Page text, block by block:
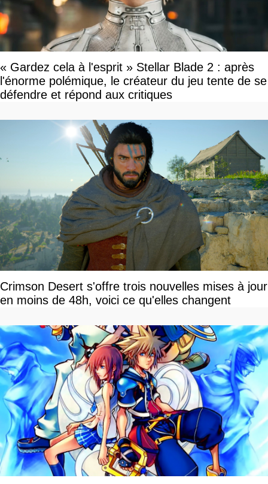
« Gardez cela à l'esprit » Stellar Blade 2 : après
l'énorme polémique, le créateur du jeu tente de se
défendre et répond aux critiques
Crimson Desert s'offre trois nouvelles mises à jour
en moins de 48h, voici ce qu'elles changent